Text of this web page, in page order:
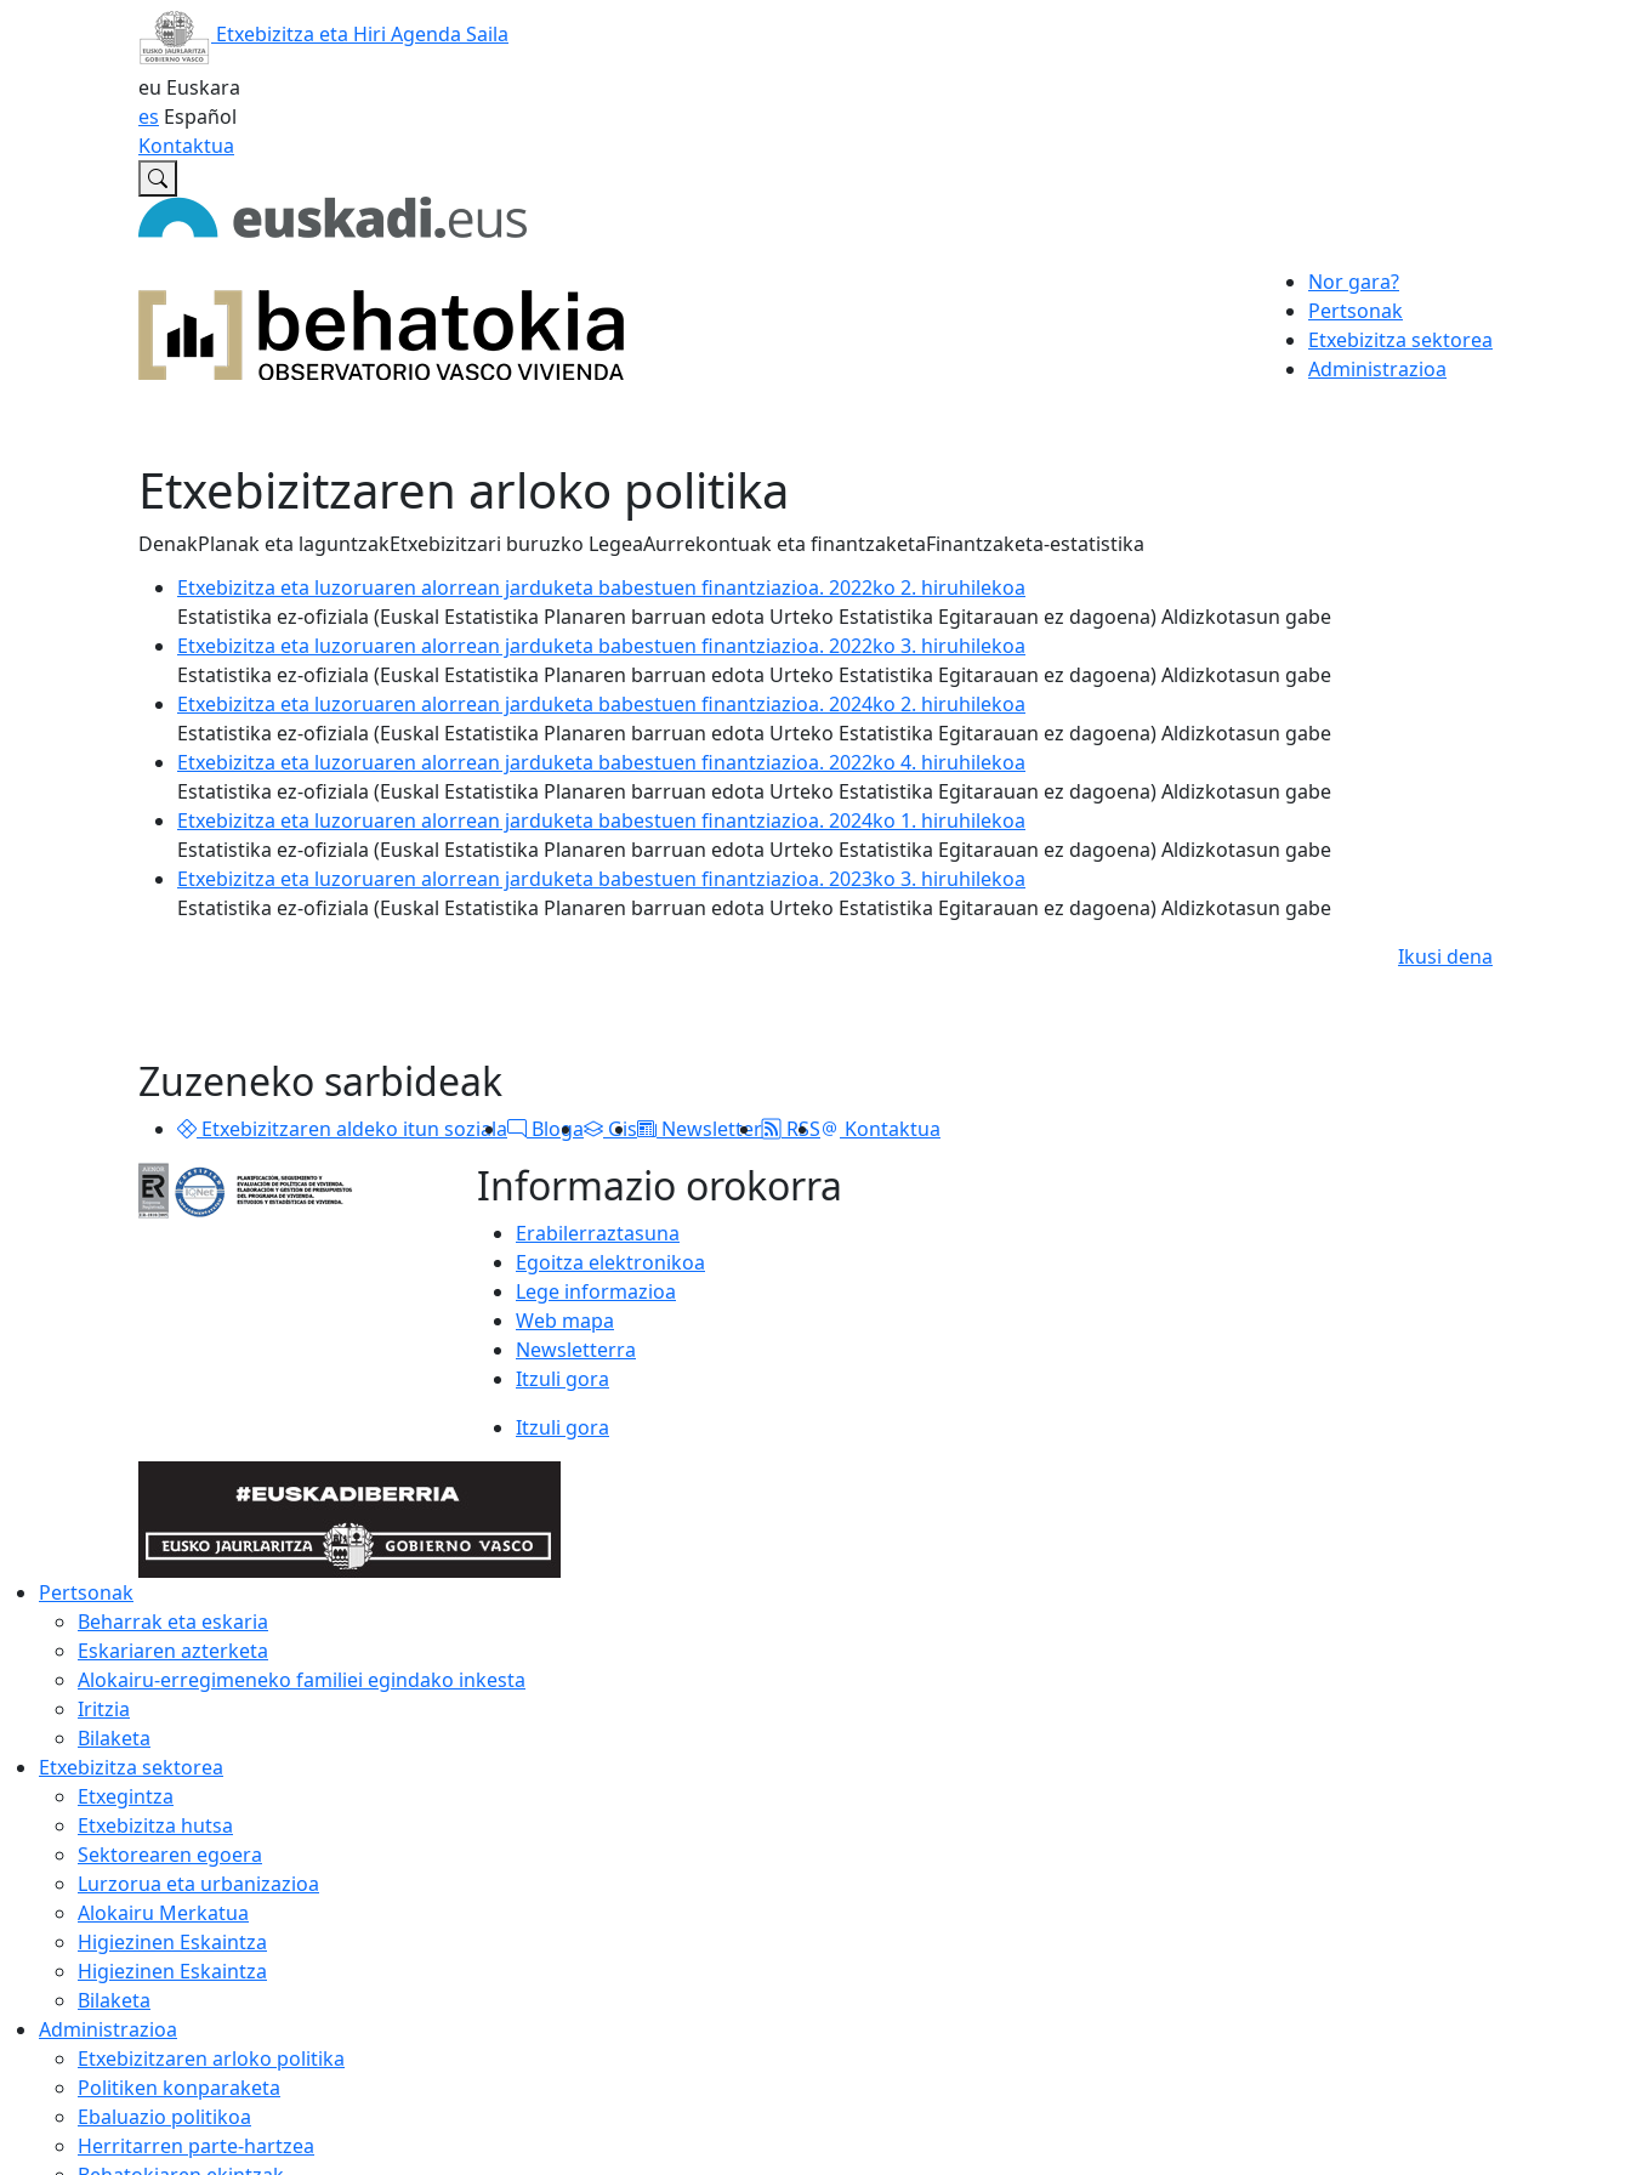
Etxebizitza eta Hiri Agenda Saila
eu Euskara
es Español
Kontaktua
Nor gara?
Pertsonak
Etxebizitza sektorea
Administrazioa
Etxebizitzaren arloko politika
DenakPlanak eta laguntzakEtxebizitzari buruzko LegeaAurrekontuak eta finantzaketaFinantzaketa-estatistika
Etxebizitza eta luzoruaren alorrean jarduketa babestuen finantziazioa. 2022ko 2. hiruhilekoa
Estatistika ez-ofiziala (Euskal Estatistika Planaren barruan edota Urteko Estatistika Egitarauan ez dagoena) Aldizkotasun gabe
Etxebizitza eta luzoruaren alorrean jarduketa babestuen finantziazioa. 2022ko 3. hiruhilekoa
Estatistika ez-ofiziala (Euskal Estatistika Planaren barruan edota Urteko Estatistika Egitarauan ez dagoena) Aldizkotasun gabe
Etxebizitza eta luzoruaren alorrean jarduketa babestuen finantziazioa. 2024ko 2. hiruhilekoa
Estatistika ez-ofiziala (Euskal Estatistika Planaren barruan edota Urteko Estatistika Egitarauan ez dagoena) Aldizkotasun gabe
Etxebizitza eta luzoruaren alorrean jarduketa babestuen finantziazioa. 2022ko 4. hiruhilekoa
Estatistika ez-ofiziala (Euskal Estatistika Planaren barruan edota Urteko Estatistika Egitarauan ez dagoena) Aldizkotasun gabe
Etxebizitza eta luzoruaren alorrean jarduketa babestuen finantziazioa. 2024ko 1. hiruhilekoa
Estatistika ez-ofiziala (Euskal Estatistika Planaren barruan edota Urteko Estatistika Egitarauan ez dagoena) Aldizkotasun gabe
Etxebizitza eta luzoruaren alorrean jarduketa babestuen finantziazioa. 2023ko 3. hiruhilekoa
Estatistika ez-ofiziala (Euskal Estatistika Planaren barruan edota Urteko Estatistika Egitarauan ez dagoena) Aldizkotasun gabe
Ikusi dena
Zuzeneko sarbideak
Etxebizitzaren aldeko itun soziala Bloga Gis Newsletter RSS Kontaktua
Informazio orokorra
Erabilerraztasuna
Egoitza elektronikoa
Lege informazioa
Web mapa
Newsletterra
Itzuli gora
Itzuli gora
Pertsonak
Beharrak eta eskaria
Eskariaren azterketa
Alokairu-erregimeneko familiei egindako inkesta
Iritzia
Bilaketa
Etxebizitza sektorea
Etxegintza
Etxebizitza hutsa
Sektorearen egoera
Lurzorua eta urbanizazioa
Alokairu Merkatua
Higiezinen Eskaintza
Higiezinen Eskaintza
Bilaketa
Administrazioa
Etxebizitzaren arloko politika
Politiken konparaketa
Ebaluazio politikoa
Herritarren parte-hartzea